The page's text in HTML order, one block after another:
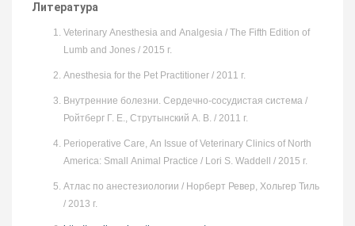
Литература
Veterinary Anesthesia and Analgesia / The Fifth Edition of
Lumb and Jones / 2015 г.
Anesthesia for the Pet Practitioner / 2011 г.
Внутренние болезни. Сердечно-сосудистая система /
Ройтберг Г. Е., Струтынский А. В. / 2011 г.
Perioperative Care, An Issue of Veterinary Clinics of North
America: Small Animal Practice / Lori S. Waddell / 2015 г.
Атлас по анестезиологии / Норберт Ревер, Хольгер Тиль
/ 2013 г.